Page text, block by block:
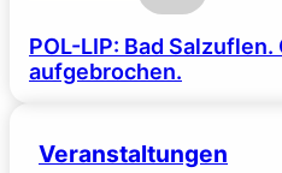
POL-LIP: Bad
aufgebrochen.
Veranstaltungen